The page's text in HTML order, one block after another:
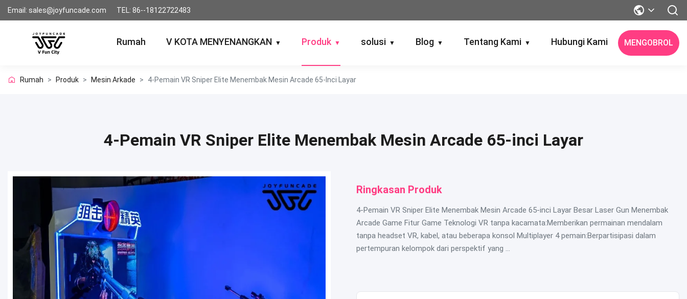
Email: sales@joyfuncade.com TEL: 86--18122722483
Rumah V KOTA MENYENANGKAN ▼ Produk ▼ solusi ▼ Blog ▼ Tentang Kami ▼ Hubungi Kami MENGOBROL
Rumah > Produk > Mesin Arkade > 4-Pemain VR Sniper Elite Menembak Mesin Arcade 65-Inci Layar
4-Pemain VR Sniper Elite Menembak Mesin Arcade 65-inci Layar
Ringkasan Produk
4-Pemain VR Sniper Elite Menembak Mesin Arcade 65-inci Layar Besar Laser Gun Menembak
Arcade Game Fitur Game Teknologi VR tanpa kacamata:Memberikan permainan mendalam
tanpa headset VR, kabel, atau beberapa konsol Multiplayer 4 pemain:Berpartisipasi dalam
pertempuran kelompok dari perspektif yang ...